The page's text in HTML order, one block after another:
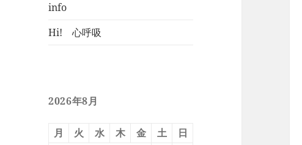
info
Hi! 心呼吸
2026年8月
月 火 水 木 金 土
日